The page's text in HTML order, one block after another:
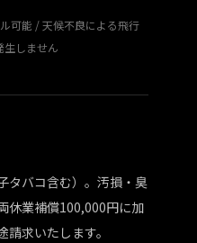
可能 / 天候不良による飛行
生しません
タバコ含む）。汚損・臭
休業補償100,000円に加
求いたします。